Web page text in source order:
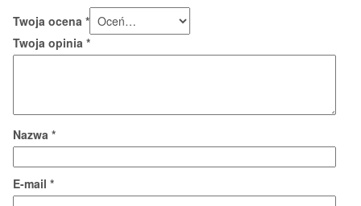
Twoja ocena *
Twoja opinia *
Nazwa *
E-mail *